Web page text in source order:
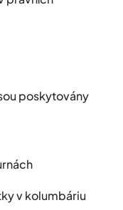
poskytovány
v kolumbáriu